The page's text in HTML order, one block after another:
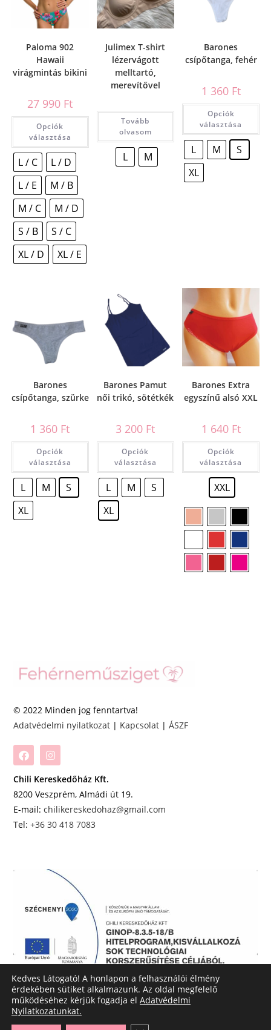
Paloma 902
Hawaii
virágmintás bikini
27 990 Ft
Opciók
választása
L / C
L / D
L / E
M / B
M / C
M / D
S / B
S / C
XL / D
XL / E
Julimex T-shirt
lézervágott
melltartó,
merevítővel
Tovább
olvasom
L M
Barones
csípőtanga, fehér
1 360 Ft
Opciók
választása
L M
S
XL
Barones
csípőtanga, szürke
1 360 Ft
Opciók
választása
L M
S
XL
Barones Pamut
női trikó, sötétkék
3 200 Ft
Opciók
választása
L M
S
XL
Barones Extra
egyszínű alsó XXL
1 640 Ft
Opciók
választása
XXL
© 2022 Minden jog fenntartva!
Adatvédelmi nyilatkozat | Kapcsolat |ÁSZF
Chili Kereskedőház Kft.
8200 Veszprém, Almádi út 19.
E-mail:chilikereskedohaz@gmail.com
Tel:+36 30 418 7083
Kedves Látogató! A honlapon a felhasználói élmény
érdekében sütiket alkalmazunk. Az oldal megfelelő
működéséhez kérjük fogadja el Adatvédelmi
Nyilatkozatunkat.